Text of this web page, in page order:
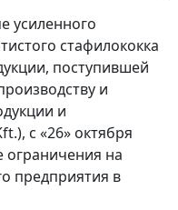
усиленного
стафилококка
поступившей
и
и
с «26» октября
ограничения на
предприятия в